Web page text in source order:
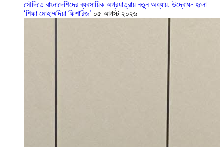
সৌদিতে বাংলাদেশিদের ব্যবসায়িক অগ্রযাত্রায় নতুন অধ্যায়, উদ্বোধন হলো
‘শিফা মোহাম্মদিয়া ফিশারিজ’ ০৫ আগস্ট ২০২৬